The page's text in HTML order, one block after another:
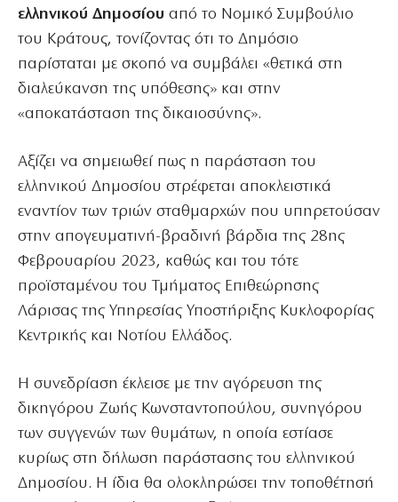
ελληνικού Δημοσίου από το Νομικό Συμβούλιο
του Κράτους, τονίζοντας ότι το Δημόσιο
παρίσταται με σκοπό να συμβάλει «θετικά στη
διαλεύκανση της υπόθεσης» και στην
«αποκατάσταση της δικαιοσύνης».
Αξίζει να σημειωθεί πως η παράσταση του
ελληνικού Δημοσίου στρέφεται αποκλειστικά
εναντίον των τριών σταθμαρχών που υπηρετούσαν
στην απογευματινή-βραδινή βάρδια της 28ης
Φεβρουαρίου 2023, καθώς και του τότε
προϊσταμένου του Τμήματος Επιθεώρησης
Λάρισας της Υπηρεσίας Υποστήριξης Κυκλοφορίας
Κεντρικής και Νοτίου Ελλάδος.
Η συνεδρίαση έκλεισε με την αγόρευση της
δικηγόρου Ζωής Κωνσταντοπούλου, συνηγόρου
των συγγενών των θυμάτων, η οποία εστίασε
κυρίως στη δήλωση παράστασης του ελληνικού
Δημοσίου. Η ίδια θα ολοκληρώσει την τοποθέτησή